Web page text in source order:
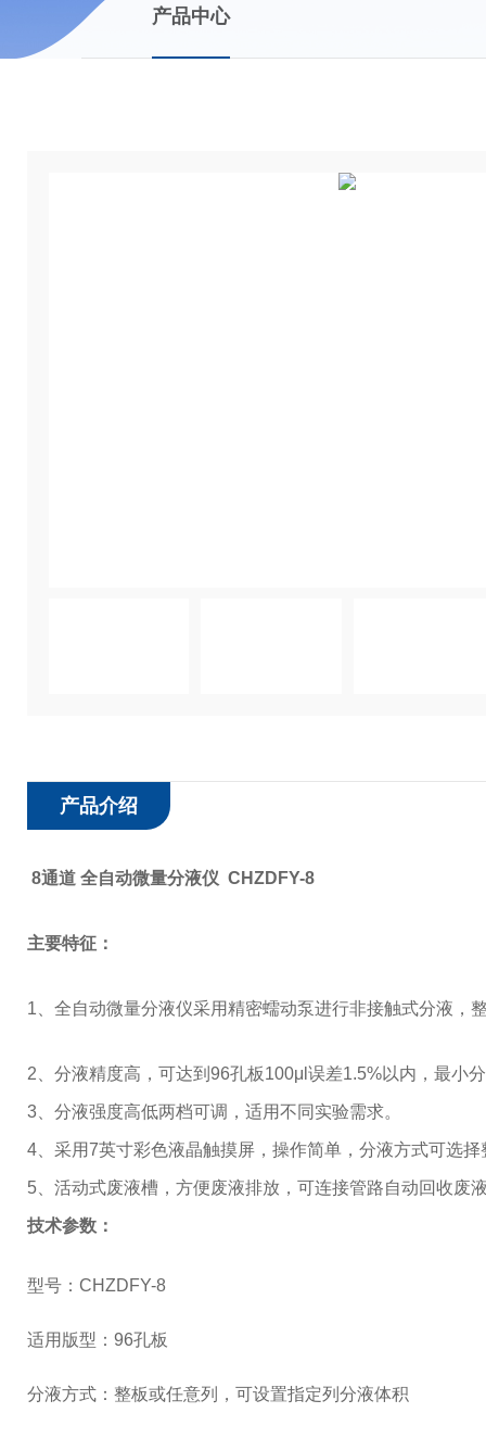
产品中心
产品介绍
8通道 全自动微量分液仪 CHZDFY-8
主要特征：
1、 全自动微量分液仪采用精密蠕动泵进行非接触式分液，
2、 分液精度高，可达到96孔板100μl误差1.5%以内，最小
3、 分液强度高低两档可调，适用不同实验需求。
4、 采用7英寸彩色液晶触摸屏，操作简单，分液方式可选
5、 活动式废液槽，方便废液排放，可连接管路自动回收废
技术参数：
型号：CHZDFY-8
适用版型：96孔板
分液方式：整板或任意列，可设置指定列分液体积